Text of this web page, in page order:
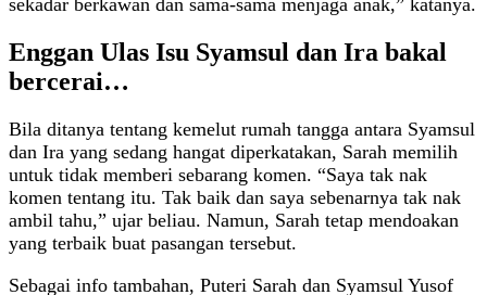
sekadar berkawan dan sama-sama menjaga anak,” katanya.
Enggan Ulas Isu Syamsul dan Ira bakal
bercerai…
Bila ditanya tentang kemelut rumah tangga antara Syamsul
dan Ira yang sedang hangat diperkatakan, Sarah memilih
untuk tidak memberi sebarang komen. “Saya tak nak
komen tentang itu. Tak baik dan saya sebenarnya tak nak
ambil tahu,” ujar beliau. Namun, Sarah tetap mendoakan
yang terbaik buat pasangan tersebut.
Sebagai info tambahan, Puteri Sarah dan Syamsul Yusof